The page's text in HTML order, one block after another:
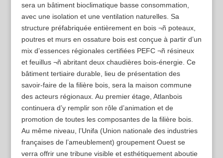
sera un bâtiment bioclimatique basse consommation,
avec une isolation et une ventilation naturelles. Sa
structure préfabriquée entièrement en bois ¬ñ poteaux,
poutres et murs en ossature bois est conçue à partir d’un
mix d’essences régionales certifiées PEFC ¬ñ résineux
et feuillus ¬ñ abritant deux chaudières bois-énergie. Ce
bâtiment tertiaire durable, lieu de présentation des
savoir-faire de la filière bois, sera la maison commune
des acteurs régionaux. Au premier étage, Atlanbois
continuera d’y remplir son rôle d’animation et de
promotion de toutes les composantes de la filière bois.
Au même niveau, l’Unifa (Union nationale des industries
françaises de l’ameublement) groupement Ouest se
verra offrir une tribune visible et esthétiquement aboutie